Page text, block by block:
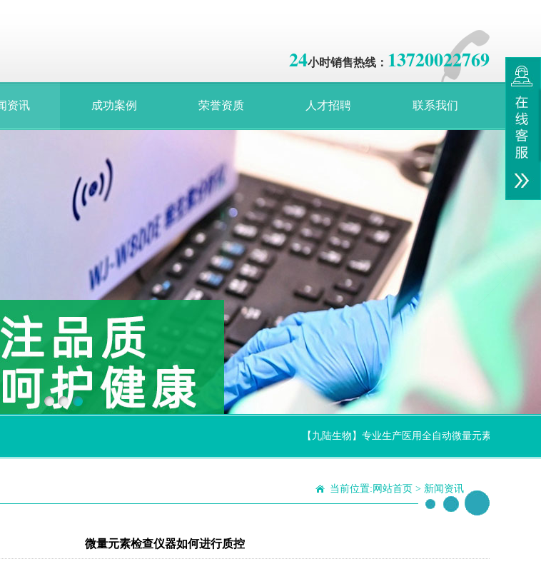
24小时销售热线： 13720022769
资讯 成功案例 荣誉资质 人才招聘 联系我们
【九陆生物】专业生产医用全自动微量元素分析仪厂家,
当前位置: 网站首页 > 新闻资讯
微量元素检查仪器如何进行质控